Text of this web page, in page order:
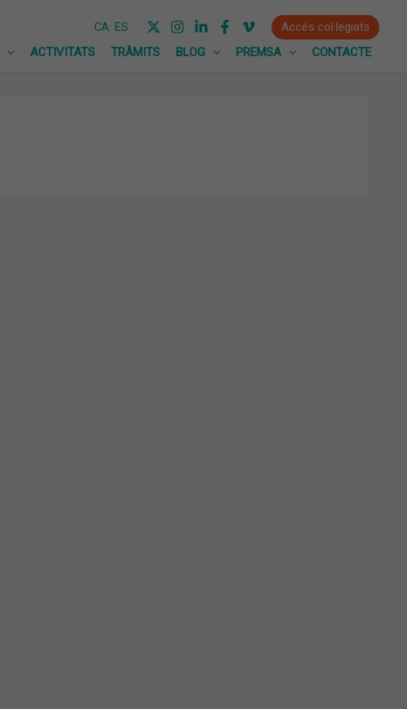
CA ES
Accés col·legiats
ACTIVITATS TRÀMITS BLOG PREMSA CONTACTE